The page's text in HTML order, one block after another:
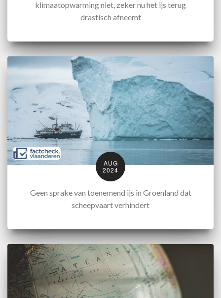
klimaatopwarming niet, zeker nu het ijs terug
drastisch afneemt
AUG
2024
Geen sprake van toenemend ijs in Groenland dat
scheepvaart verhindert